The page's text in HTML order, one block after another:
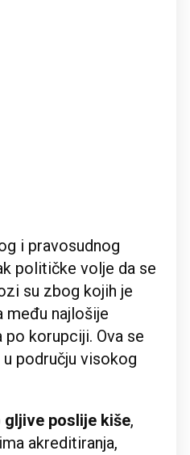
i pravosudnog
političke volje da se
su zbog kojih je
među najlošije
po korupciji. Ova se
području visokog
gljive poslije kiše,
akreditiranja,